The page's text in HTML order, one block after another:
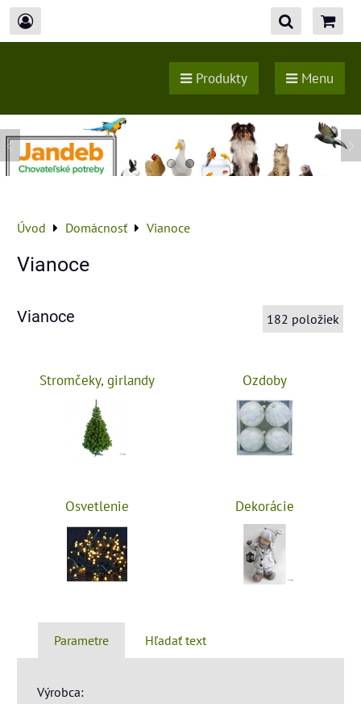
Produkty Menu
Úvod Domácnosť Vianoce
Vianoce
Vianoce 182 položiek
Stromčeky, girlandy Ozdoby
Osvetlenie Dekorácie
Parametre Hľadať text
Výrobca: